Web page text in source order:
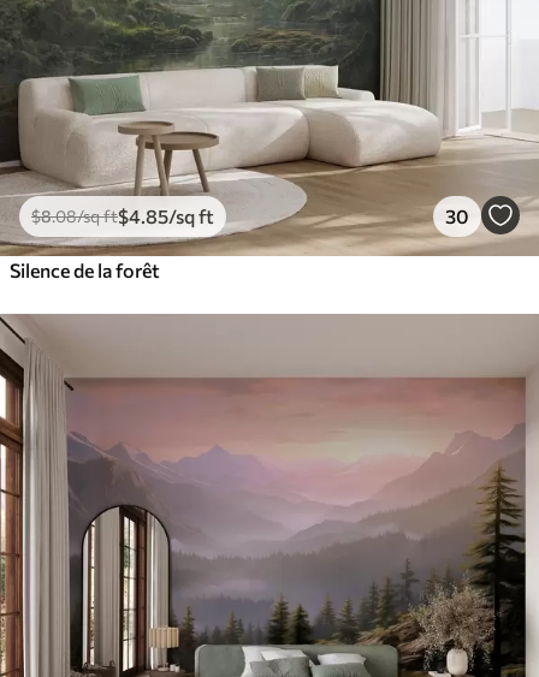
$8.08/sq ft$4.85/sq ft 30
Silence de la forêt